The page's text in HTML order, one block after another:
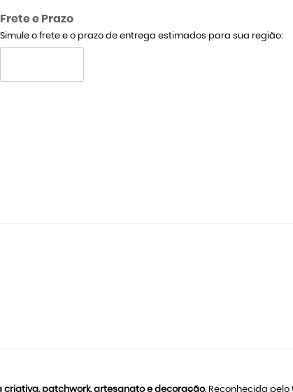
Frete e Prazo
Simule o frete e o prazo de entrega estimados para sua região:
criativa, patchwork, artesanato e decoração. Reconhecida